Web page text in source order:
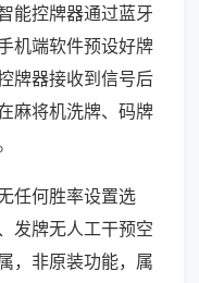
能控牌器通过蓝牙
机端软件预设好牌
牌器接收到信号后
麻将机洗牌、码牌
任何胜率设置选
发牌无人工干预空
，非原装功能，属